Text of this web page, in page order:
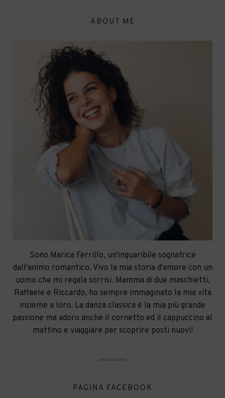
ABOUT ME
Sono Marica Ferrillo, un'inguaribile sognatrice
dall'animo romantico. Vivo la mia storia d'amore con un
uomo che mi regala sorrisi. Mamma di due maschietti,
Raffaele e Riccardo, ho sempre immaginato la mia vita
insieme a loro. La danza classica è la mia più grande
passione ma adoro anche il cornetto ed il cappuccino al
mattino e viaggiare per scoprire posti nuovi!
PAGINA FACEBOOK